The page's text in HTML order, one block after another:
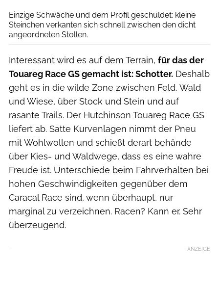
Einzige Schwäche und dem Profil geschuldet: kleine
Steinchen verkanten sich schnell zwischen den dicht
angeordneten Stollen.
Interessant wird es auf dem Terrain, für das der
Touareg Race GS gemacht ist: Schotter. Deshalb
geht es in die wilde Zone zwischen Feld, Wald
und Wiese, über Stock und Stein und auf
rasante Trails. Der Hutchinson Touareg Race GS
liefert ab. Satte Kurvenlagen nimmt der Pneu
mit Wohlwollen und schießt derart behände
über Kies- und Waldwege, dass es eine wahre
Freude ist. Unterschiede beim Fahrverhalten bei
hohen Geschwindigkeiten gegenüber dem
Caracal Race sind, wenn überhaupt, nur
marginal zu verzeichnen. Racen? Kann er. Sehr
überzeugend.
ANZEIGE